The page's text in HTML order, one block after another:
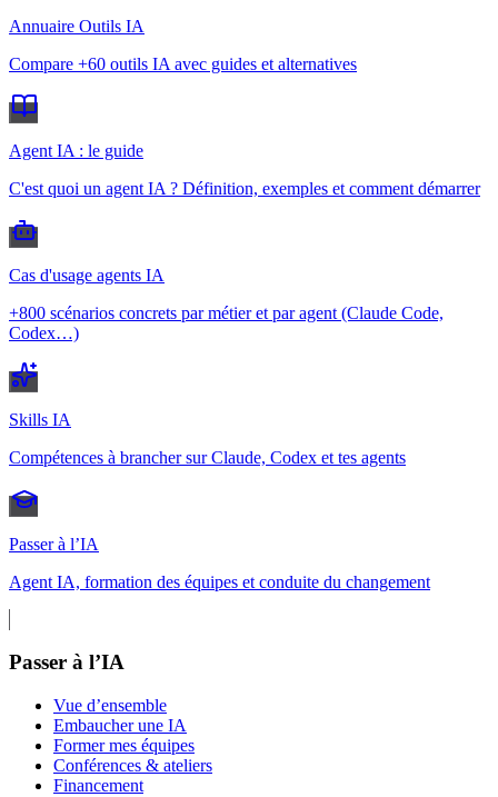
Annuaire Outils IA
Compare +60 outils IA avec guides et alternatives
Agent IA : le guide
C'est quoi un agent IA ? Définition, exemples et comment démarrer
Cas d'usage agents IA
+800 scénarios concrets par métier et par agent (Claude Code,
Codex…)
Skills IA
Compétences à brancher sur Claude, Codex et tes agents
Passer à l’IA
Agent IA, formation des équipes et conduite du changement
Passer à l’IA
Vue d’ensemble
Embaucher une IA
Former mes équipes
Conférences & ateliers
Financement